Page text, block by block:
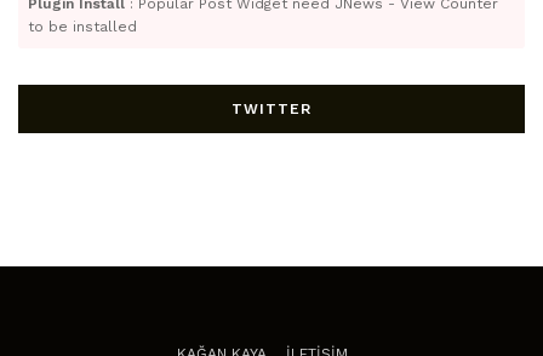
Plugin Install : Popular Post Widget need JNews - View Counter
to be installed
TWITTER